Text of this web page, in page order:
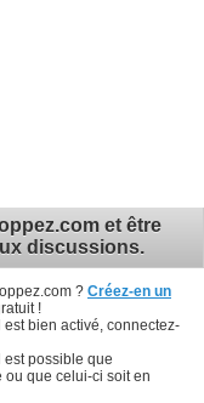
et être
discussions.
? Créez-en un
!
bien activé, connectez-
est possible que
ou que celui-ci soit en